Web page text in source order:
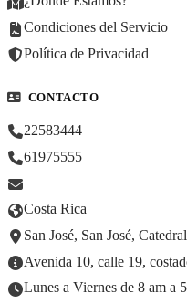
Condiciones del Servicio
Política de Privacidad
CONTACTO
22583444
61975555
Costa Rica
San José, San José, Catedral
Avenida 10, calle 19,
Lunes a Viernes de 8 am a